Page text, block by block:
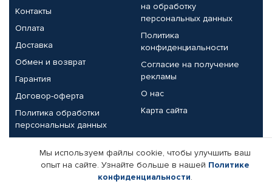
Контакты
Оплата
Доставка
Обмен и возврат
Гарантия
Договор-оферта
Политика обработки
персональных данных
на обработку
персональных данных
Политика
конфиденциальности
Согласие на получение
рекламы
О нас
Карта сайта
Партнерам
Корпоративным клиентам
Реквизиты компании
Мы используем файлы cookie, чтобы улучшить ваш
опыт на сайте. Узнайте больше в нашей Политике
конфиденциальности.